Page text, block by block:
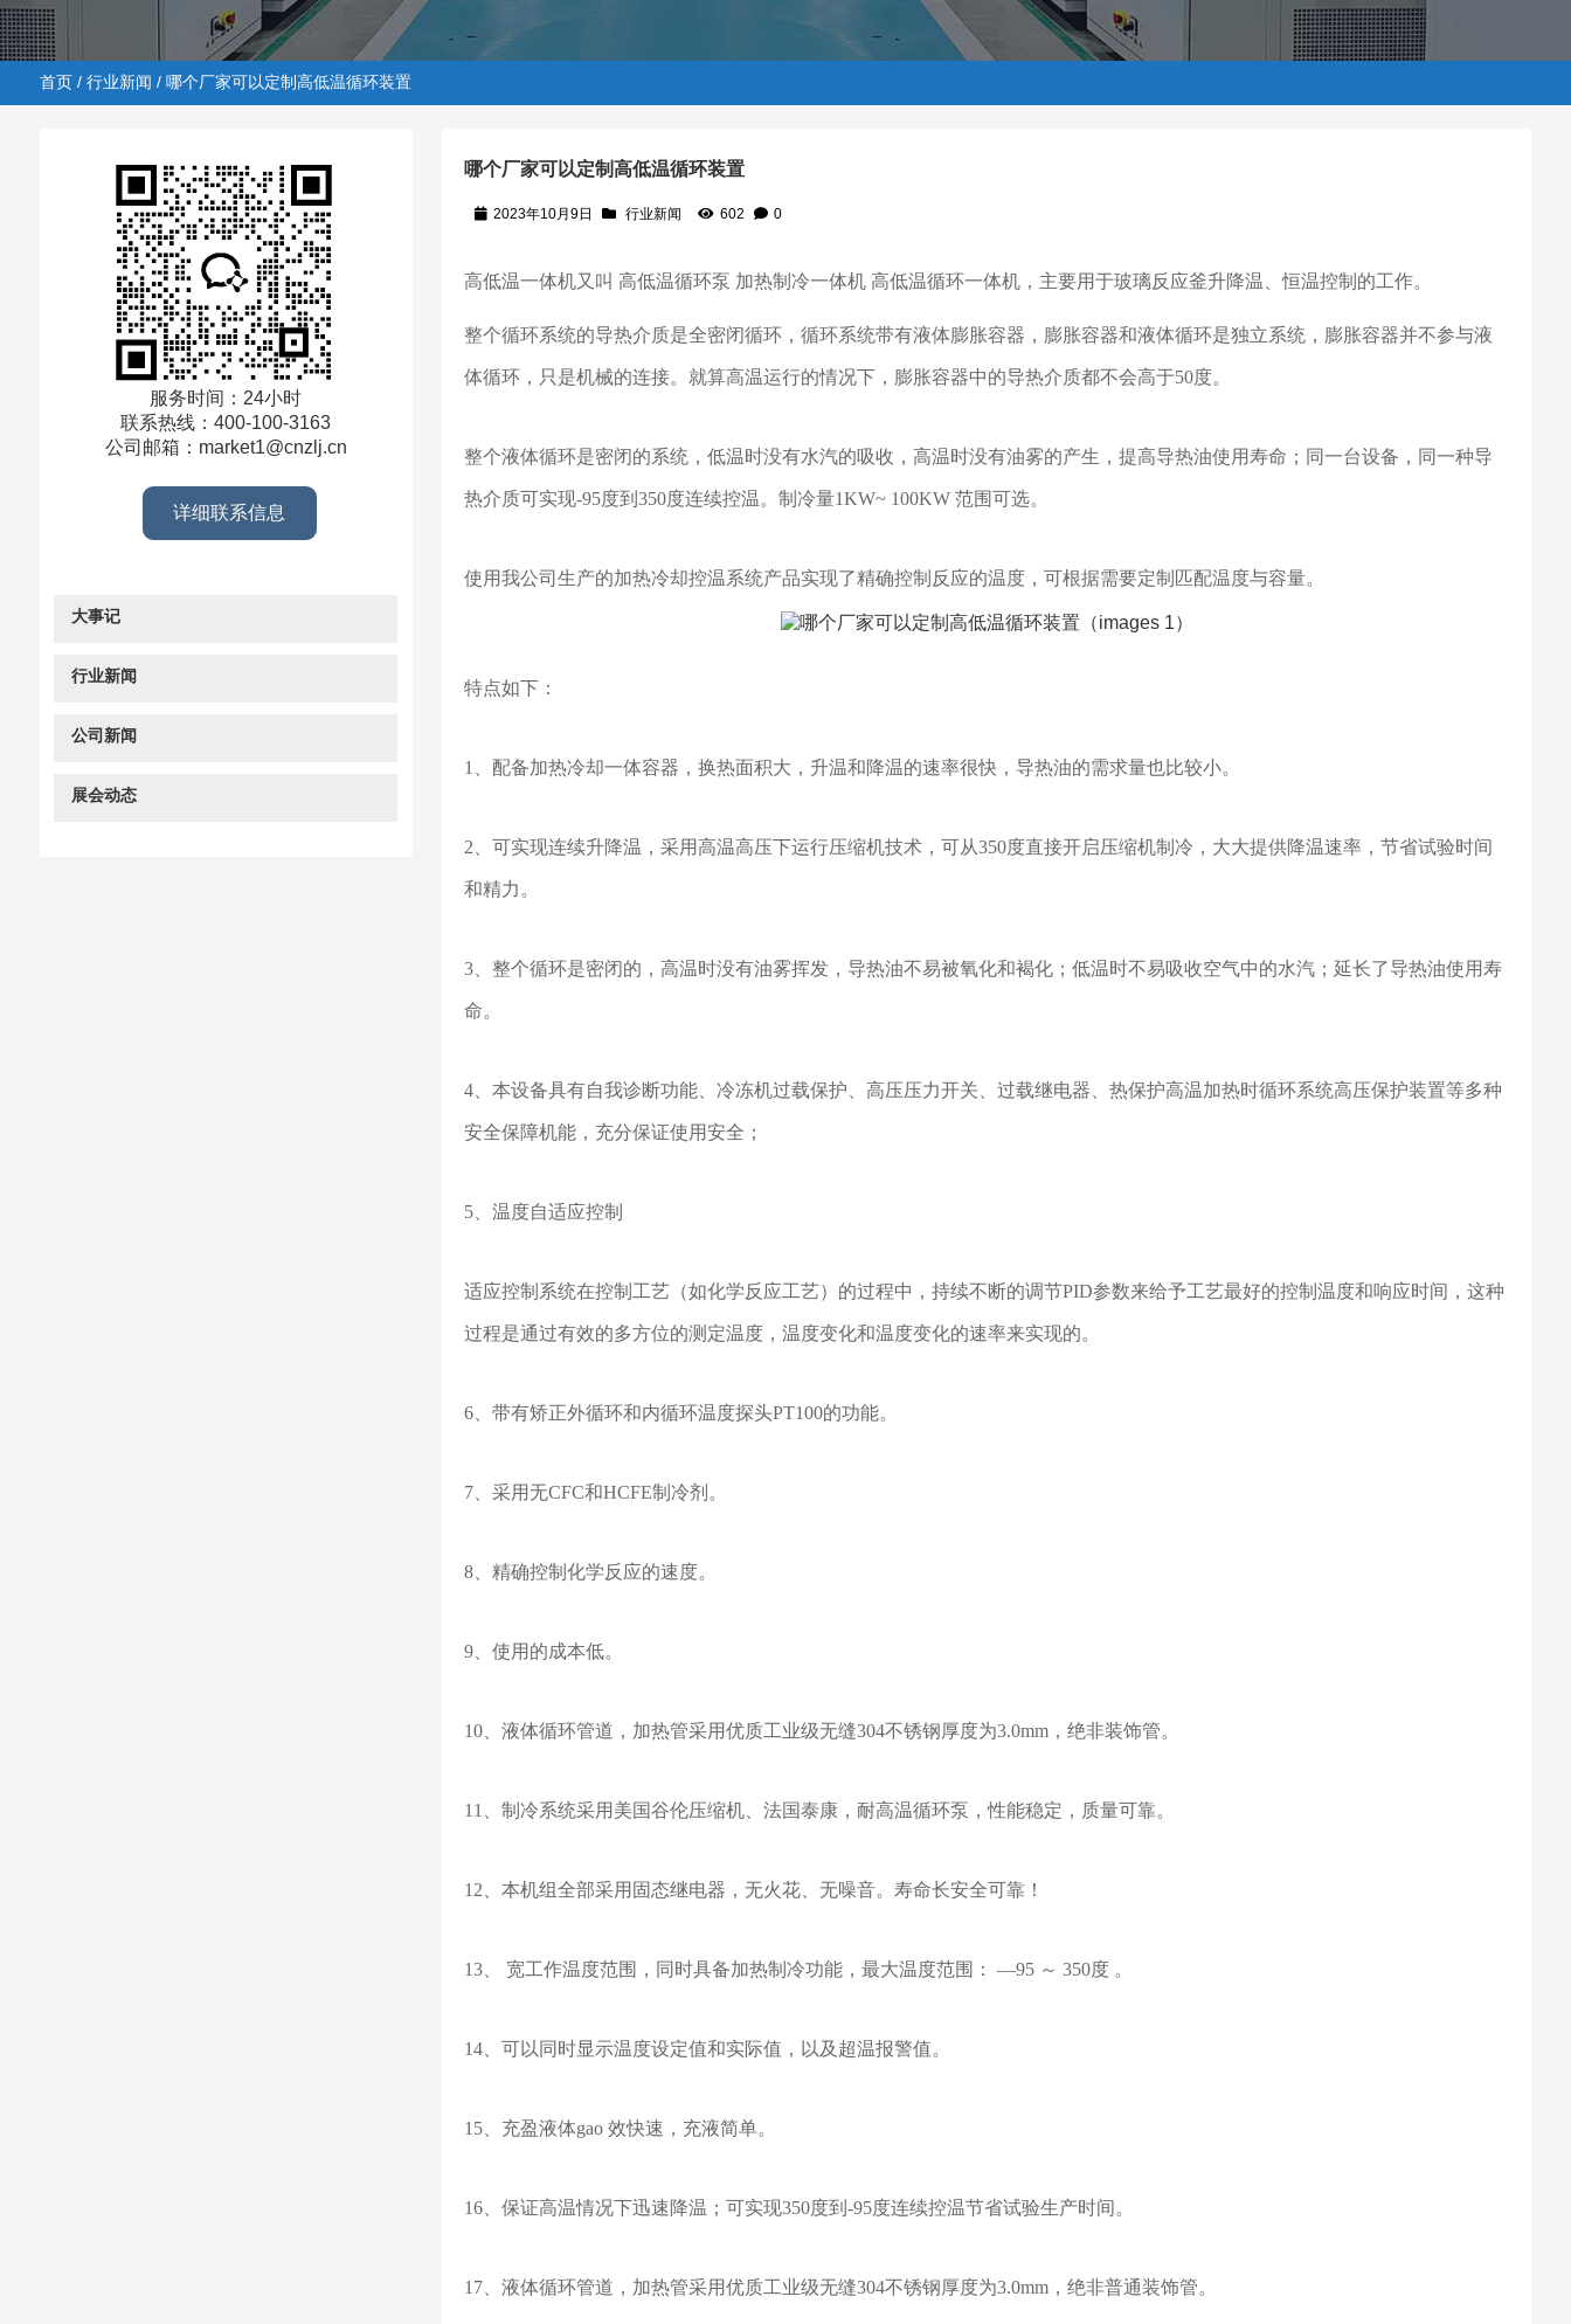
行业新闻/ 哪个厂家可以定制高低温循环装置
首页/ 行业新闻 / 哪个厂家可以定制高低温循环装置
哪个厂家可以定制高低温循环装置
2023年10月9日 行业新闻 602 0
高低温一体机又叫 高低温循环泵 加热制冷一体机 高低温循环一体机，主要用于玻璃反应釜升降温、恒温控制的工作。
整个循环系统的导热介质是全密闭循环，循环系统带有液体膨胀容器，膨胀容器和液体循环是独立系统，膨胀容器并不参与液
体循环，只是机械的连接。就算高温运行的情况下，膨胀容器中的导热介质都不会高于50度。
整个液体循环是密闭的系统，低温时没有水汽的吸收，高温时没有油雾的产生，提高导热油使用寿命；同一台设备，同一种导
热介质可实现-95度到350度连续控温。制冷量1KW~ 100KW 范围可选。
使用我公司生产的加热冷却控温系统产品实现了精确控制反应的温度，可根据需要定制匹配温度与容量。
特点如下：
1、配备加热冷却一体容器，换热面积大，升温和降温的速率很快，导热油的需求量也比较小。
2、可实现连续升降温，采用高温高压下运行压缩机技术，可从350度直接开启压缩机制冷，大大提供降温速率，节省试验时间
和精力。
3、整个循环是密闭的，高温时没有油雾挥发，导热油不易被氧化和褐化；低温时不易吸收空气中的水汽；延长了导热油使用寿
命。
4、本设备具有自我诊断功能、冷冻机过载保护、高压压力开关、过载继电器、热保护高温加热时循环系统高压保护装置等多种
安全保障机能，充分保证使用安全；
5、温度自适应控制
适应控制系统在控制工艺（如化学反应工艺）的过程中，持续不断的调节PID参数来给予工艺最好的控制温度和响应时间，这种
过程是通过有效的多方位的测定温度，温度变化和温度变化的速率来实现的。
6、带有矫正外循环和内循环温度探头PT100的功能。
7、采用无CFC和HCFE制冷剂。
8、精确控制化学反应的速度。
9、使用的成本低。
10、液体循环管道，加热管采用优质工业级无缝304不锈钢厚度为3.0mm，绝非装饰管。
11、制冷系统采用美国谷伦压缩机、法国泰康，耐高温循环泵，性能稳定，质量可靠。
12、本机组全部采用固态继电器，无火花、无噪音。寿命长安全可靠！
13、 宽工作温度范围，同时具备加热制冷功能，最大温度范围： —95 ～ 350度 。
14、可以同时显示温度设定值和实际值，以及超温报警值。
15、充盈液体gao 效快速，充液简单。
16、保证高温情况下迅速降温；可实现350度到-95度连续控温节省试验生产时间。
17、液体循环管道，加热管采用优质工业级无缝304不锈钢厚度为3.0mm，绝非普通装饰管。
服务时间：24小时
联系热线：400-100-3163
公司邮箱：market1@cnzlj.cn
详细联系信息
大事记
行业新闻
公司新闻
展会动态